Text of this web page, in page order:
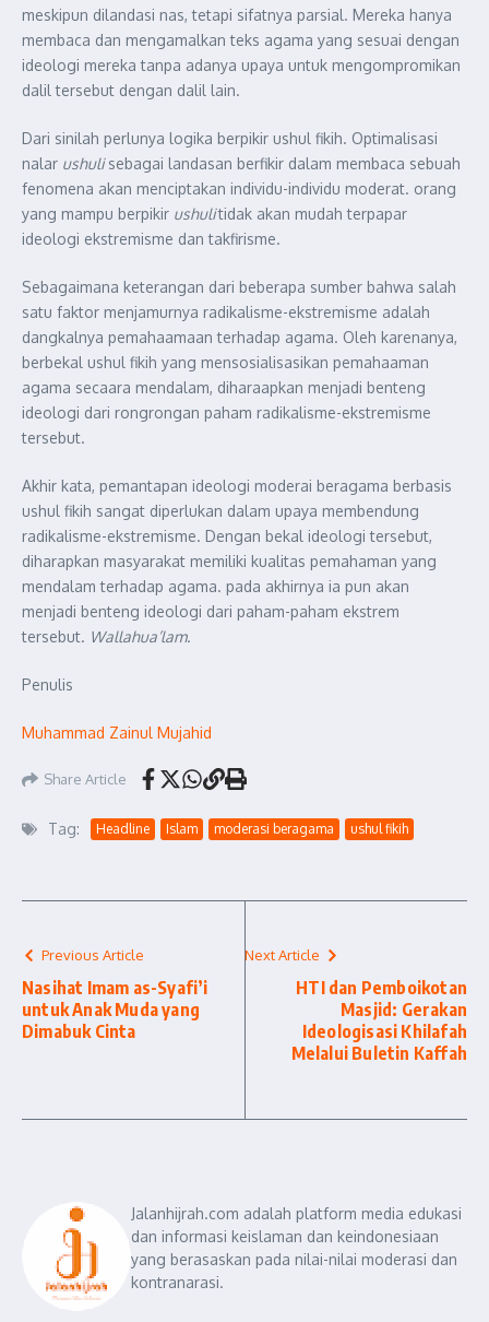
meskipun dilandasi nas, tetapi sifatnya parsial. Mereka hanya
membaca dan mengamalkan teks agama yang sesuai dengan
ideologi mereka tanpa adanya upaya untuk mengompromikan
dalil tersebut dengan dalil lain.
Dari sinilah perlunya logika berpikir ushul fikih. Optimalisasi
nalar ushulisebagai landasan berfikir dalam membaca sebuah
fenomena akan menciptakan individu-individu moderat. orang
yang mampu berpikir ushulitidak akan mudah terpapar
ideologi ekstremisme dan takfirisme.
Sebagaimana keterangan dari beberapa sumber bahwa salah
satu faktor menjamurnya radikalisme-ekstremisme adalah
dangkalnya pemahaamaan terhadap agama. Oleh karenanya,
berbekal ushul fikih yang mensosialisasikan pemahaaman
agama secaara mendalam, diharaapkan menjadi benteng
ideologi dari rongrongan paham radikalisme-ekstremisme
tersebut.
Akhir kata, pemantapan ideologi moderai beragama berbasis
ushul fikih sangat diperlukan dalam upaya membendung
radikalisme-ekstremisme. Dengan bekal ideologi tersebut,
diharapkan masyarakat memiliki kualitas pemahaman yang
mendalam terhadap agama. pada akhirnya ia pun akan
menjadi benteng ideologi dari paham-paham ekstrem
tersebut. Wallahua’lam.
Penulis
Muhammad Zainul Mujahid
Share Article
Tag: Headline Islam moderasi beragama ushul fikih
Previous Article
Nasihat Imam as-Syafi’i
untuk Anak Muda yang
Dimabuk Cinta
Next Article
HTI dan Pemboikotan
Masjid: Gerakan
Ideologisasi Khilafah
Melalui Buletin Kaffah
Jalanhijrah.com adalah platform media edukasi
dan informasi keislaman dan keindonesiaan
yang berasaskan pada nilai-nilai moderasi dan
kontranarasi.